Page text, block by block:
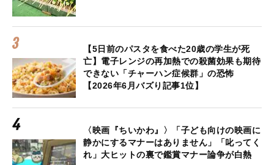
【5日前のパスタを食べた20歳の学生が死
亡】電子レンジの再加熱での殺菌効果も期待
できない「チャーハン症候群」の恐怖
【2026年6月バズり記事1位】
〈映画『ちいかわ』〉「子ども向けの映画に
静かにするマナーはありません」「叱ってく
れ」大ヒットの裏で鑑賞マナー論争が白熱